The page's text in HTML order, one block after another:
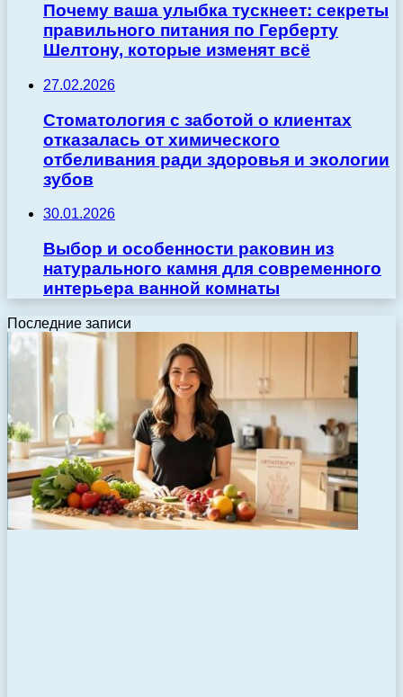
Почему ваша улыбка тускнеет: секреты
правильного питания по Герберту
Шелтону, которые изменят всё
27.02.2026
Стоматология с заботой о клиентах
отказалась от химического
отбеливания ради здоровья и экологии
зубов
30.01.2026
Выбор и особенности раковин из
натурального камня для современного
интерьера ванной комнаты
Последние записи